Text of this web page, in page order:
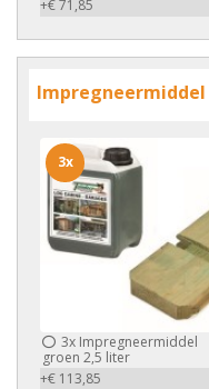
+€ 71,85
Impregneermiddel
3x Impregneermiddel
groen 2,5 liter
+€ 113,85
3x